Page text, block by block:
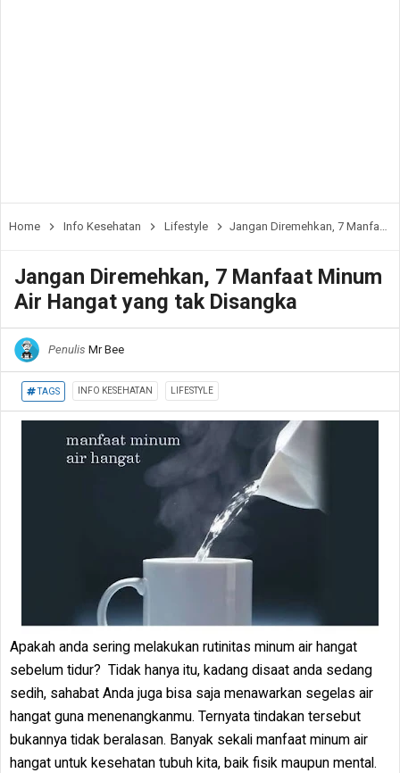
Home Info Kesehatan Lifestyle Jangan Diremehkan, 7 Manfaat Minum Air Hangat yang tak Disangka
Jangan Diremehkan, 7 Manfaat Minum
Air Hangat yang tak Disangka
Penulis Mr Bee
TAGS INFO KESEHATAN LIFESTYLE
Apakah anda sering melakukan rutinitas minum air hangat
sebelum tidur? Tidak hanya itu, kadang disaat anda sedang
sedih, sahabat Anda juga bisa saja menawarkan segelas air
hangat guna menenangkanmu. Ternyata tindakan tersebut
bukannya tidak beralasan. Banyak sekali manfaat minum air
hangat untuk kesehatan tubuh kita, baik fisik maupun mental.